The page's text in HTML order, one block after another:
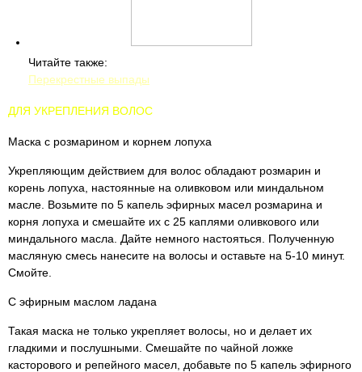
Читайте также:
Перекрестные выпады
ДЛЯ УКРЕПЛЕНИЯ ВОЛОС
Маска с розмарином и корнем лопуха
Укрепляющим действием для волос обладают розмарин и
корень лопуха, настоянные на оливковом или миндальном
масле. Возьмите по 5 капель эфирных масел розмарина и
корня лопуха и смешайте их с 25 каплями оливкового или
миндального масла. Дайте немного настояться. Полученную
масляную смесь нанесите на волосы и оставьте на 5-10 минут.
Смойте.
С эфирным маслом ладана
Такая маска не только укрепляет волосы, но и делает их
гладкими и послушными. Смешайте по чайной ложке
касторового и репейного масел, добавьте по 5 капель эфирного